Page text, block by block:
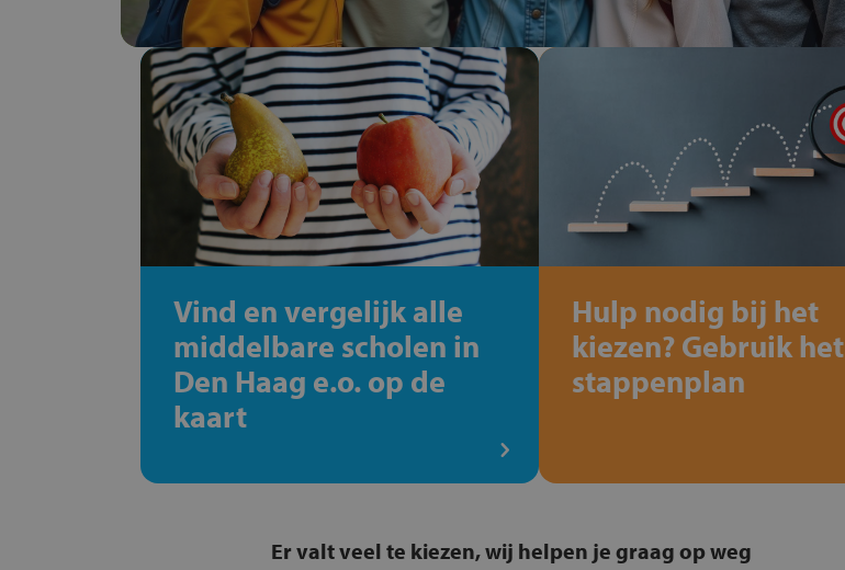
Vind en vergelijk alle
middelbare scholen in
Den Haag e.o. op de
kaart
Hulp nodig bij het
kiezen? Gebruik het
stappenplan
Er valt veel te kiezen, wij helpen je graag op weg